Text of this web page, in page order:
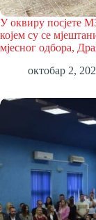
У оквиру посjете
којем су се
мјесног одбора,
октобар 2,